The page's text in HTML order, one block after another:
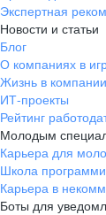
Экспертная
Новости и статьи
Блог
О компаниях в
Жизнь в компании
ИТ-проекты
Рейтинг
Молодым
Карьера для
Школа
Карьера в
Боты для